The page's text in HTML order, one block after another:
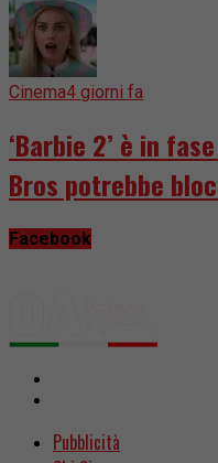
Cinema4 giorni fa
‘Barbie 2’ è in
Bros potrebbe
Facebook
Pubblicità